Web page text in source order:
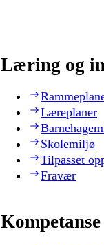
Læring og
Læreplaner
Skolemiljø
Tilpasset
Fravær